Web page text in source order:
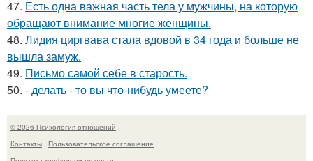
47. Есть одна важная часть тела у мужчины, на которую
обращают внимание многие женщины.
48. Лидия циргвава стала вдовой в 34 года и больше не
вышла замуж.
49. Письмо самoй себе в старость.
50. - делать - то вы что-нибудь умеете?
© 2026 Психология отношений
Контакты
Пользовательское соглашение